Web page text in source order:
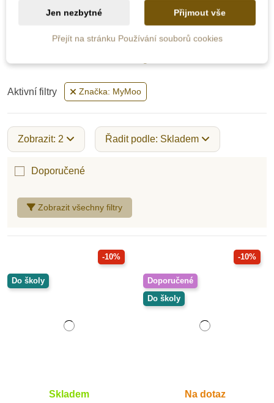
Dřevěné hry
Sportovní hry
Aktivní filtry Značka: MyMoo
Zobrazit: 2 Řadit podle: Skladem
Zobrazit všechny filtry
Doporučené
-10%
Do školy
Skladem
-10%
Doporučené
Do školy
Na dotaz
Jen nezbytné Přijmout vše
Přejít na stránku Používání souborů cookies